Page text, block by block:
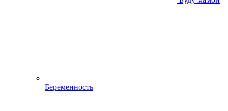
Беременность